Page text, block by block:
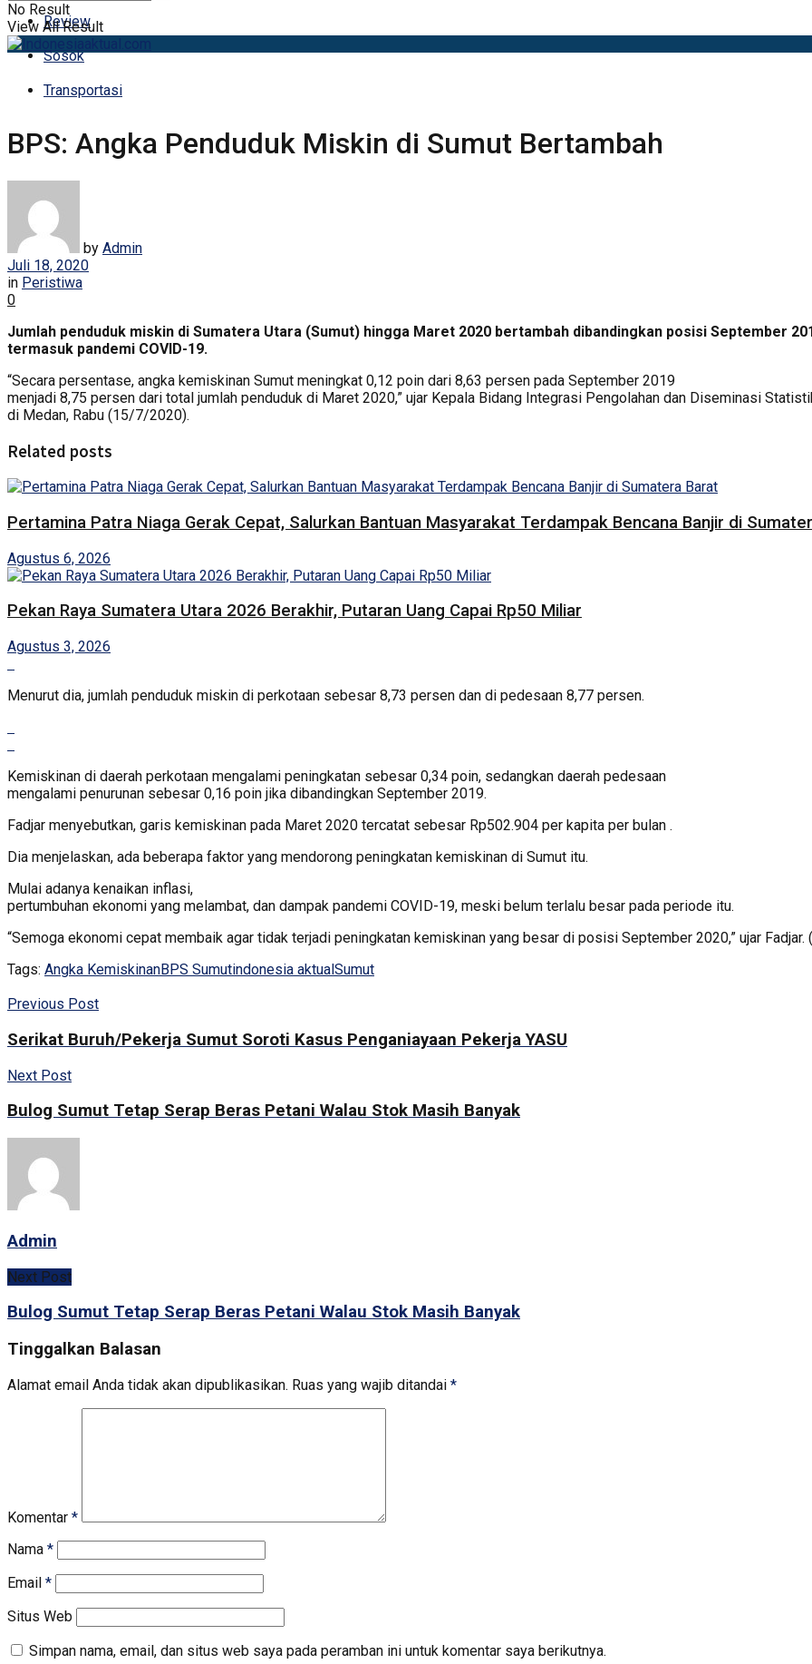
Review
Sosok
Transportasi
No Result
View All Result
BPS: Angka Penduduk Miskin di Sumut Bertambah
by Admin
Juli 18, 2020
in Peristiwa
0
Jumlah penduduk miskin di Sumatera Utara (Sumut) hingga Maret 2020 bertambah dibandingkan posisi September
termasuk pandemi COVID-19.
“Secara persentase, angka kemiskinan Sumut meningkat 0,12 poin dari 8,63 persen pada September 2019
menjadi 8,75 persen dari total jumlah penduduk di Maret 2020,” ujar Kepala Bidang Integrasi Pengolahan dan Diseminasi
di Medan, Rabu (15/7/2020).
Related posts
Pertamina Patra Niaga Gerak Cepat, Salurkan Bantuan Masyarakat Terdampak Bencana Banjir di
Agustus 6, 2026
Pekan Raya Sumatera Utara 2026 Berakhir, Putaran Uang Capai Rp50 Miliar
Agustus 3, 2026
Menurut dia, jumlah penduduk miskin di perkotaan sebesar 8,73 persen dan di pedesaan 8,77 persen.
Kemiskinan di daerah perkotaan mengalami peningkatan sebesar 0,34 poin, sedangkan daerah pedesaan
mengalami penurunan sebesar 0,16 poin jika dibandingkan September 2019.
Fadjar menyebutkan, garis kemiskinan pada Maret 2020 tercatat sebesar Rp502.904 per kapita per bulan .
Dia menjelaskan, ada beberapa faktor yang mendorong peningkatan kemiskinan di Sumut itu.
Mulai adanya kenaikan inflasi,
pertumbuhan ekonomi yang melambat, dan dampak pandemi COVID-19, meski belum terlalu besar pada periode itu.
“Semoga ekonomi cepat membaik agar tidak terjadi peningkatan kemiskinan yang besar di posisi September 2020,” ujar Fadjar.
Tags: Angka KemiskinanBPS Sumutindonesia aktual Sumut
Previous Post
Serikat Buruh/Pekerja Sumut Soroti Kasus Penganiayaan Pekerja YASU
Next Post
Bulog Sumut Tetap Serap Beras Petani Walau Stok Masih Banyak
Admin
Next Post
Bulog Sumut Tetap Serap Beras Petani Walau Stok Masih Banyak
Tinggalkan Balasan
Alamat email Anda tidak akan dipublikasikan. Ruas yang wajib ditandai *
Komentar *
Nama *
Email *
Situs Web
Simpan nama, email, dan situs web saya pada peramban ini untuk komentar saya berikutnya.